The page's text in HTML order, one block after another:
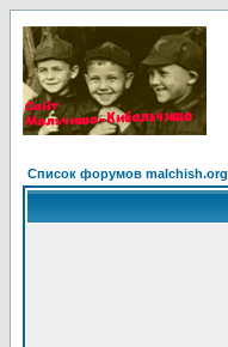
Список форумов malchish.org